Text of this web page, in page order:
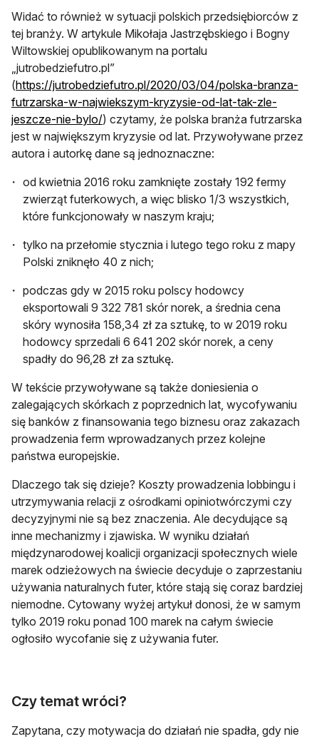
Widać to również w sytuacji polskich przedsiębiorców z
tej branży. W artykule Mikołaja Jastrzębskiego i Bogny
Wiltowskiej opublikowanym na portalu
„jutrobedziefutro.pl”
(https://jutrobedziefutro.pl/2020/03/04/polska-branza-
futrzarska-w-najwiekszym-kryzysie-od-lat-tak-zle-
jeszcze-nie-bylo/otwiera się w nowej karcie
) czytamy, że polska branża futrzarska
jest w największym kryzysie od lat. Przywoływane przez
autora i autorkę dane są jednoznaczne:
od kwietnia 2016 roku zamknięte zostały 192 fermy
zwierząt futerkowych, a więc blisko 1/3 wszystkich,
które funkcjonowały w naszym kraju;
tylko na przełomie stycznia i lutego tego roku z mapy
Polski zniknęło 40 z nich;
podczas gdy w 2015 roku polscy hodowcy
eksportowali 9 322 781 skór norek, a średnia cena
skóry wynosiła 158,34 zł za sztukę, to w 2019 roku
hodowcy sprzedali 6 641 202 skór norek, a ceny
spadły do 96,28 zł za sztukę.
W tekście przywoływane są także doniesienia o
zalegających skórkach z poprzednich lat, wycofywaniu
się banków z finansowania tego biznesu oraz zakazach
prowadzenia ferm wprowadzanych przez kolejne
państwa europejskie.
Dlaczego tak się dzieje? Koszty prowadzenia lobbingu i
utrzymywania relacji z ośrodkami opiniotwórczymi czy
decyzyjnymi nie są bez znaczenia. Ale decydujące są
inne mechanizmy i zjawiska. W wyniku działań
międzynarodowej koalicji organizacji społecznych wiele
marek odzieżowych na świecie decyduje o zaprzestaniu
używania naturalnych futer, które stają się coraz bardziej
niemodne. Cytowany wyżej artykuł donosi, że w samym
tylko 2019 roku ponad 100 marek na całym świecie
ogłosiło wycofanie się z używania futer.
Czy temat wróci?
Zapytana, czy motywacja do działań nie spadła, gdy nie